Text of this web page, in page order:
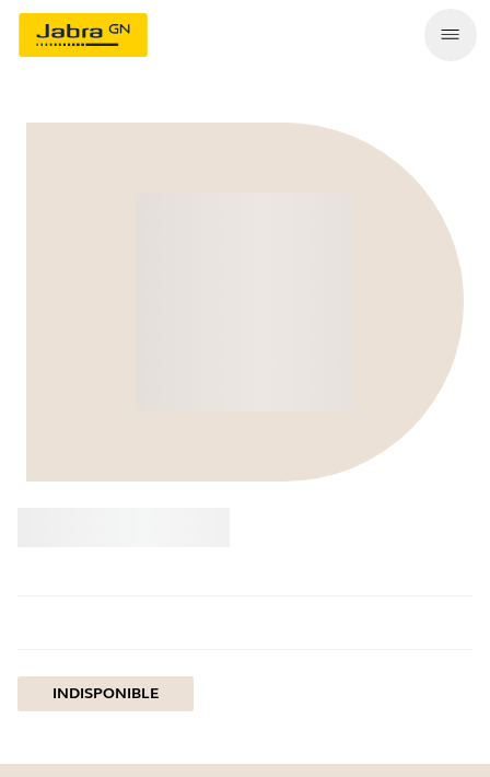
INDISPONIBLE